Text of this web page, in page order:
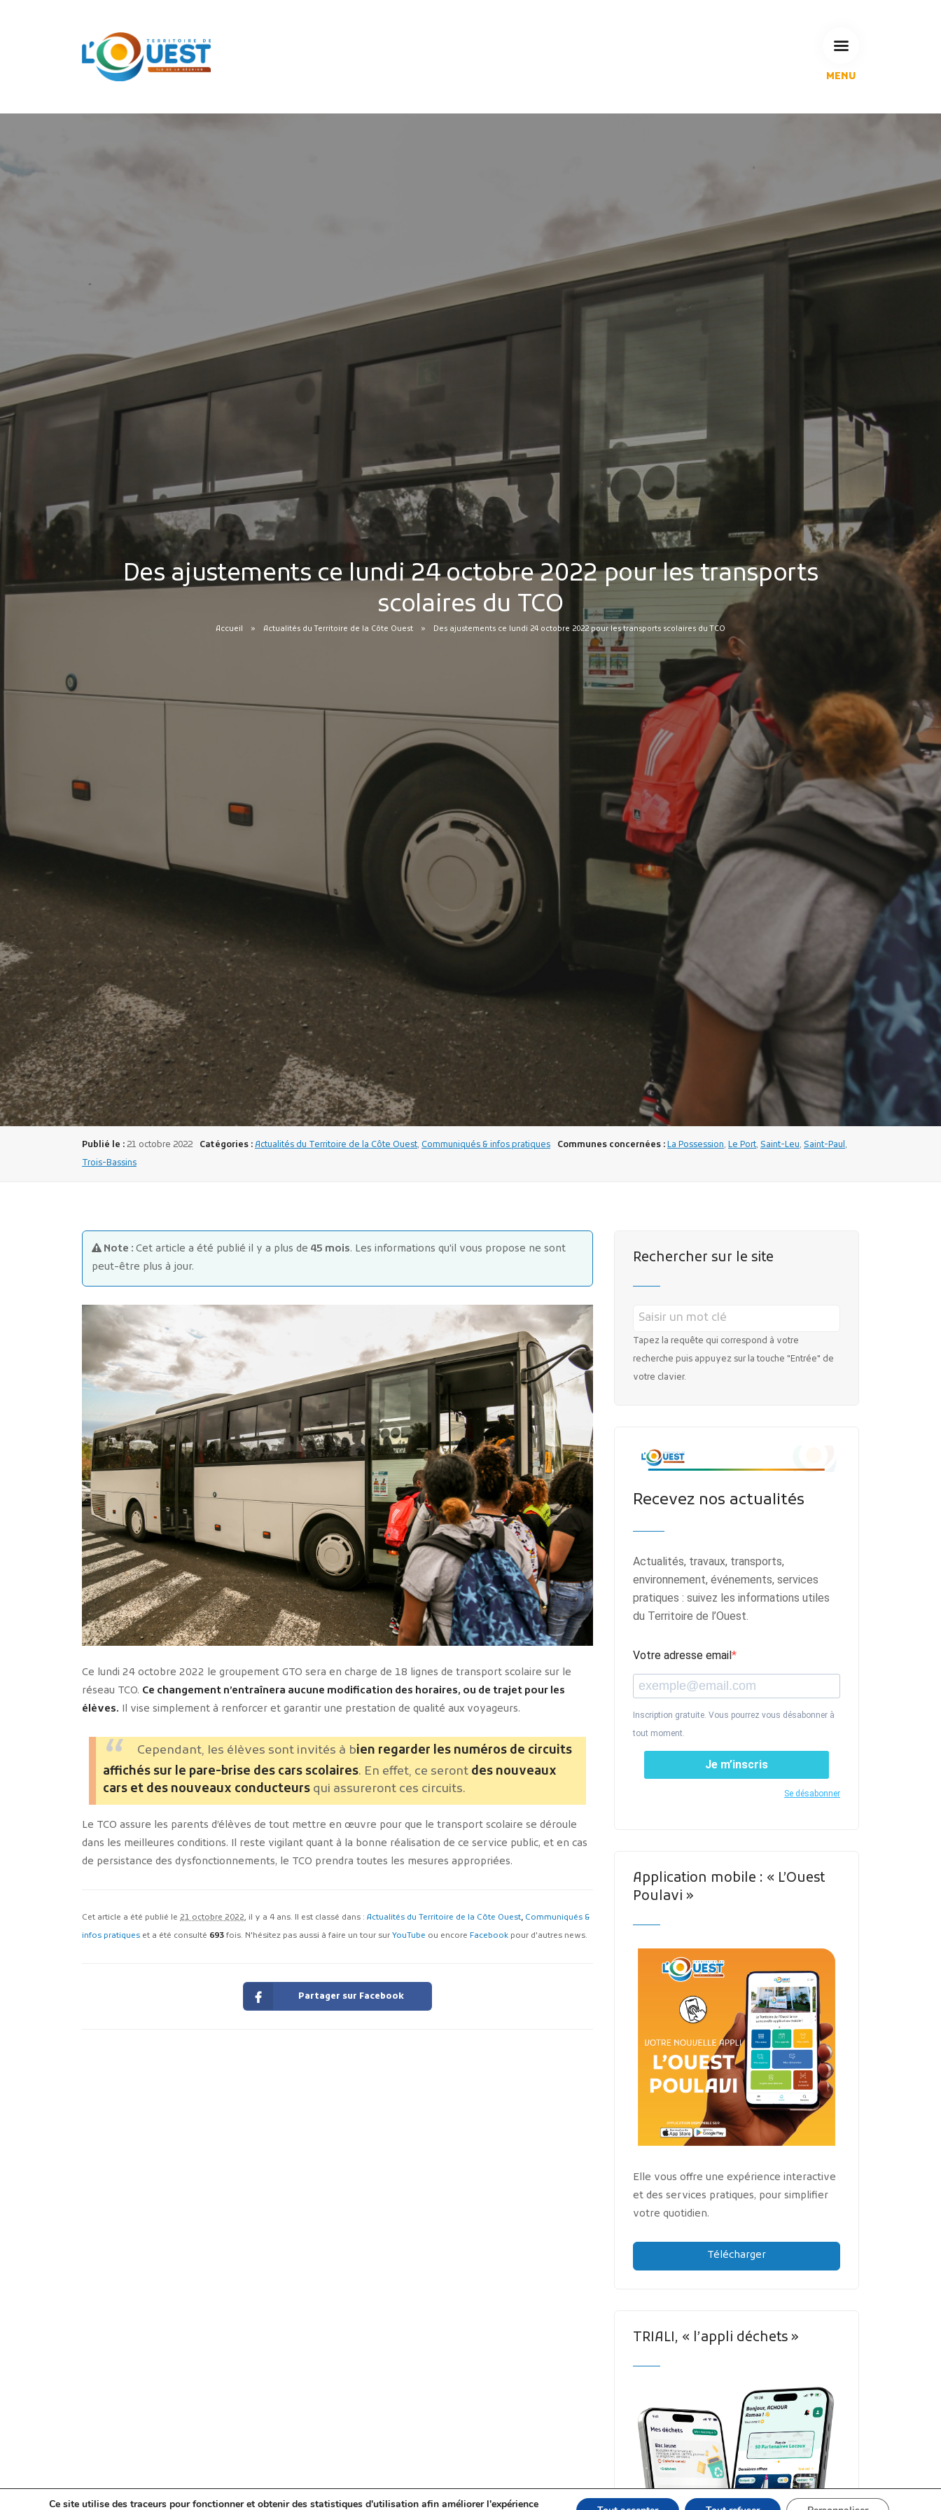
MENU
Espace Pédagogique
RECHERCHE
CALENDRIERS DE COLLECTE
Marchés publics
Projets financés par l'Europe
Plans d'accès
Des ajustements ce lundi 24 octobre 2022 pour les transports
scolaires du TCO
Accueil Actualités du Territoire de la Côte Ouest Des ajustements ce lundi 24 octobre 2022 pour les transports scolaires du TCO
Publié le : 21 octobre 2022 Catégories :Actualités du Territoire de la Côte Ouest, Communiqués & infos pratiques Communes concernées :La Possession, Le Port, Saint-Leu, Saint-Paul,
Trois-Bassins
Note : Cet article a été publié il y a plus de 45 mois. Les informations qu'il vous propose ne sont
peut-être plus à jour.
Ce lundi 24 octobre 2022 le groupement GTO sera en charge de 18 lignes de transport scolaire sur le
réseau TCO. Ce changement n’entraînera aucune modification des horaires, ou de trajet pour les
élèves. Il vise simplement à renforcer et garantir une prestation de qualité aux voyageurs.
Cependant, les élèves sont invités à bien regarder les numéros de circuits
affichés sur le pare-brise des cars scolaires. En effet, ce seront des nouveaux
cars et des nouveaux conducteurs qui assureront ces circuits.
Le TCO assure les parents d’élèves de tout mettre en œuvre pour que le transport scolaire se déroule
dans les meilleures conditions. Il reste vigilant quant à la bonne réalisation de ce service public, et en cas
de persistance des dysfonctionnements, le TCO prendra toutes les mesures appropriées.
Cet article a été publié le 21 octobre 2022, il y a 4 ans. Il est classé dans : Actualités du Territoire de la Côte Ouest, Communiqués &
infos pratiques et a été consulté 693 fois. N'hésitez pas aussi à faire un tour sur YouTube ou encore Facebook pour d'autres news.
Partager sur Facebook
Rechercher sur le site
Tapez la requête qui correspond à votre
recherche puis appuyez sur la touche "Entrée" de
votre clavier.
Recevez nos actualités
Actualités, travaux, transports,
environnement, événements, services
pratiques : suivez les informations utiles
du Territoire de l’Ouest.
Votre adresse email
Inscription gratuite. Vous pourrez vous désabonner à
tout moment.
Je m’inscris
Se désabonner
Application mobile : « L’Ouest
Poulavi »
Elle vous offre une expérience interactive
et des services pratiques, pour simplifier
votre quotidien.
Télécharger
TRIALI, « l’appli déchets »
Ce site utilise des traceurs pour fonctionner et obtenir des statistiques d'utilisation afin améliorer l'expérience